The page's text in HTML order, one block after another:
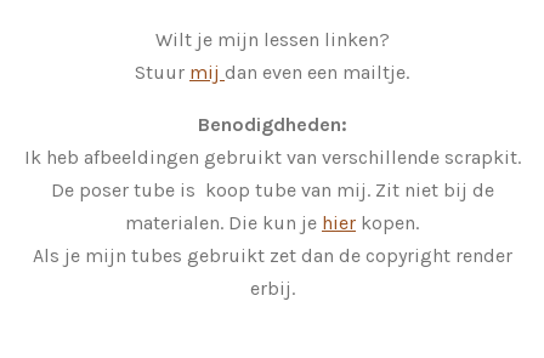
Wilt je mijn lessen linken?
Stuur mij dan even een mailtje.
Benodigdheden:
Ik heb afbeeldingen gebruikt van verschillende scrapkit.
De poser tube is koop tube van mij. Zit niet bij de
materialen. Die kun je hier kopen.
Als je mijn tubes gebruikt zet dan de copyright render
erbij.